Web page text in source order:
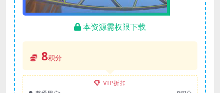
本资源需权限下载
8积分
VIP折扣